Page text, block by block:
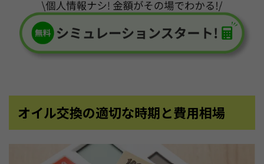
オイル交換の適切な時期と費用相場